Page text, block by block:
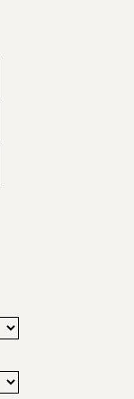
sat,sun,holiday off